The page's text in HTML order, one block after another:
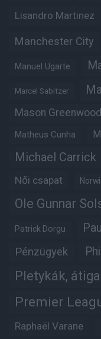
Lisandro Martinez
Manchester City
Manuel Ugarte
Marcel Sabitzer
Mason Greenwood
Matheus Cunha
Michael Carrick
Női csapat
Ole Gunnar
Patrick Dorgu
Pénzügyek
Pletykák,
Premier
Raphaël Varane